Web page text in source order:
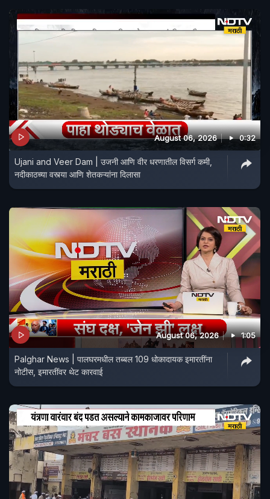
August 06, 2026 0:32
Ujani and Veer Dam | उजनी आणि वीर धरणातील विसर्ग कमी,
नदीकाठच्या वस्त्या आणि शेतकऱ्यांना दिलासा
August 06, 2026 1:05
Palghar News | पालघरमधील तब्बल 109 धोकादायक इमारतींना
नोटीस, इमारतींवर थेट कारवाई